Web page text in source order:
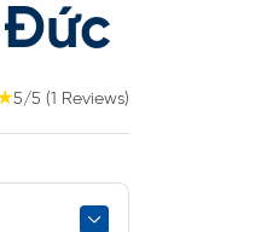
Đức
5/5 (1 Reviews)